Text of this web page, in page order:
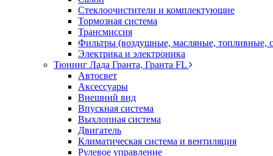
Стеклоочистители и комплектующие
Тормозная система
Трансмиссия
Фильтры (воздушные, масляные, топливные,
Электрика и электроника
Тюнинг Лада Гранта, Гранта FL
Автосвет
Аксессуары
Внешний вид
Впускная система
Выхлопная система
Двигатель
Климатическая система и вентиляция
Рулевое управление